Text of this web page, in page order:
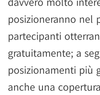
posizioneranno nel
partecipanti
gratuitamente; a
posizionamenti più
anche una